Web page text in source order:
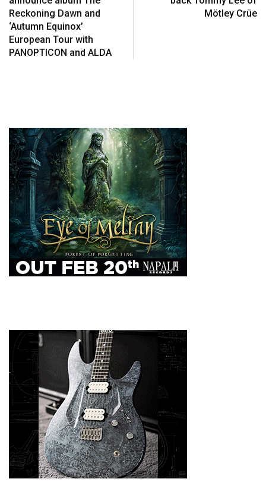
Reckoning Dawn and
‘Autumn Equinox’
European Tour with
PANOPTICON and ALDA
Mötley Crüe